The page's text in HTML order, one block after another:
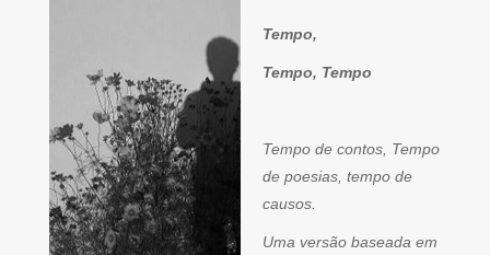
Tempo,
Tempo, Tempo
Tempo de contos, Tempo
de poesias, tempo de
causos.
Uma versão baseada em